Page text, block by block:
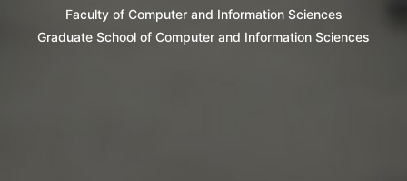
Faculty of Computer and Information Sciences
Graduate School of Computer and Information Sciences